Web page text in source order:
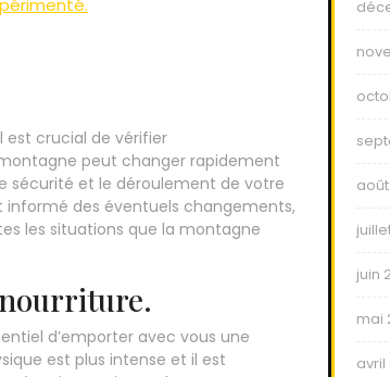
est crucial de vérifier
peut changer rapidement
sécurité et le déroulement de votre
des éventuels changements,
les situations que la montagne
d’emporter avec vous une
est plus intense et il est
juin
mai
avril